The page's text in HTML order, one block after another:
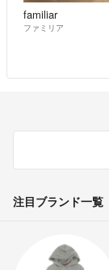
familiar
ファミリア
注目ブランド一覧